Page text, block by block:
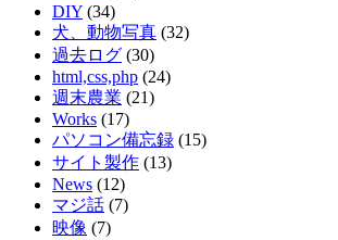
DIY (34)
犬、動物写真 (32)
過去ログ (30)
html,css,php (24)
週末農業 (21)
Works (17)
パソコン備忘録 (15)
サイト製作 (13)
News (12)
マジ話 (7)
映像 (7)